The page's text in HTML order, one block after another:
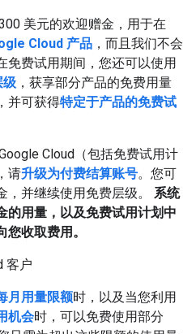
美元的欢迎赠金，用于在
Cloud 产品 ，而且我们不会
免费试用期间，您还可以使用
级 ，获享部分产品的免费用量
并可获得特定于产品的免费试
Cloud（包括免费试用计
请升级为付费结算账号。您可
，并继续使用免费层级。 系统
的用量，以及免费试用计划中
收取费用。
客户
月用量限额时，以及当您利用
机会时，可以免费使用部分